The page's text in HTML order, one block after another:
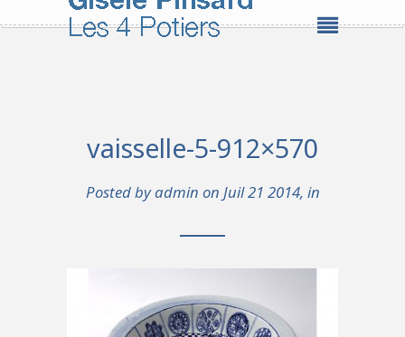
vaisselle-5-912×570
Posted byadmin on Juil 21 2014, in